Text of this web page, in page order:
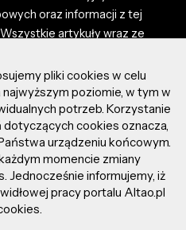
oraz informacji z tej
artykuły wraz ze
dostępnymi na portalu są
Administrator i właściciel
za tresci
artykułów. Dodając
portalu oraz
za wszystkie materiały
na stronie altao.pl.
w regulaminie portalu.
prawa zastrzeżone.
pliki cookies w celu
poziomie, w tym w
potrzeb. Korzystanie
cookies oznacza,
urządzeniu końcowym.
momencie zmiany
Jednocześnie informujemy, iż
pracy portalu Altao.pl